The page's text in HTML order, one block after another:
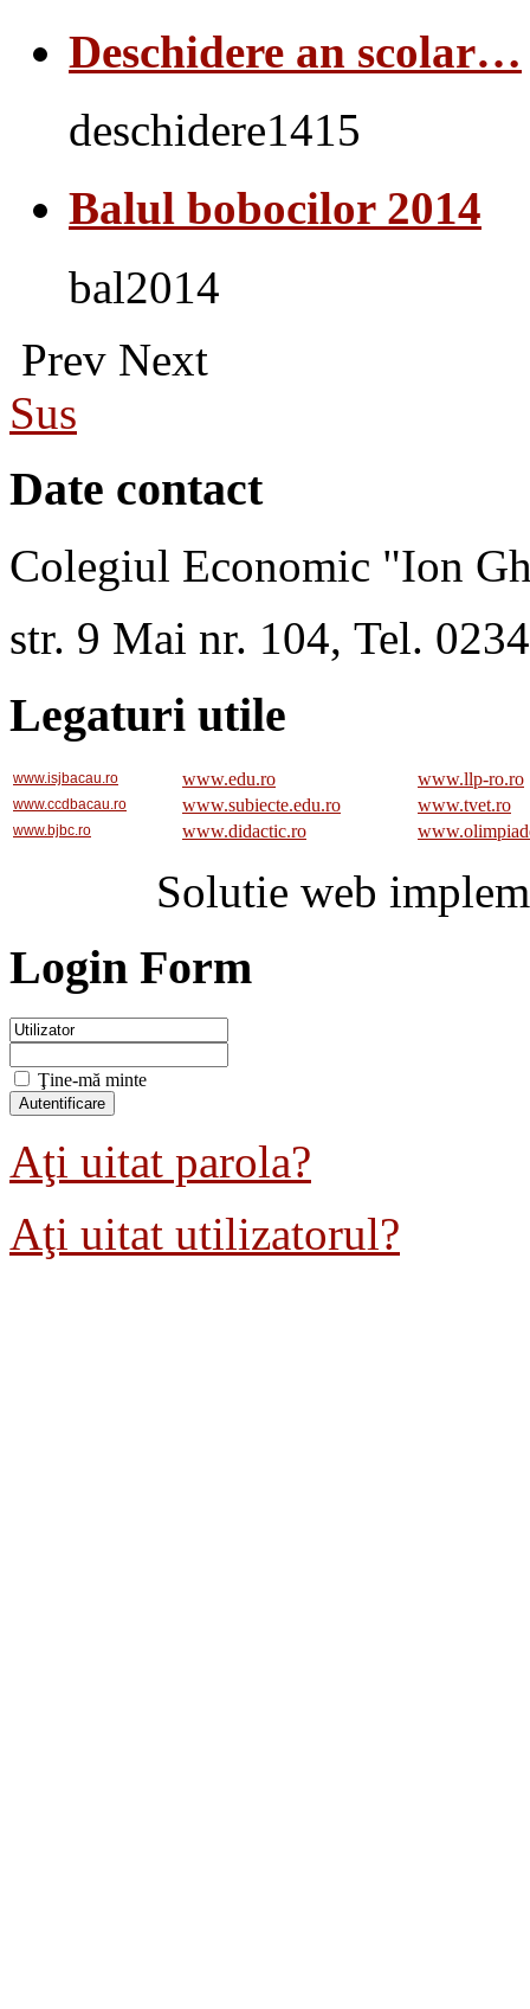
Deschidere an scolar…
deschidere1415
Balul bobocilor 2014
bal2014
Prev Next
Sus
Date contact
Colegiul Economic "Ion
str. 9 Mai nr. 104, Tel.
Legaturi utile
www.isjbacau.ro www.edu.ro www.llp-ro.ro
www.ccdbacau.ro www.subiecte.edu.ro www.tvet.ro
www.bjbc.ro www.didactic.ro
Solutie web
Login Form
Ţine-mă minte
Aţi uitat parola?
Aţi uitat utilizatorul?